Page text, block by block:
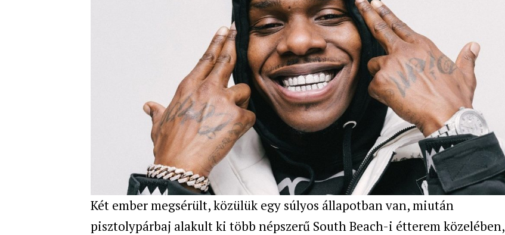
Két ember megsérült, közülük egy súlyos állapotban van, miután
pisztolypárbaj alakult ki több népszerű South Beach-i étterem közelében,